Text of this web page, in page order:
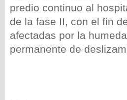
predio continuo al
de la fase II, con el fin
afectadas por la
permanente de